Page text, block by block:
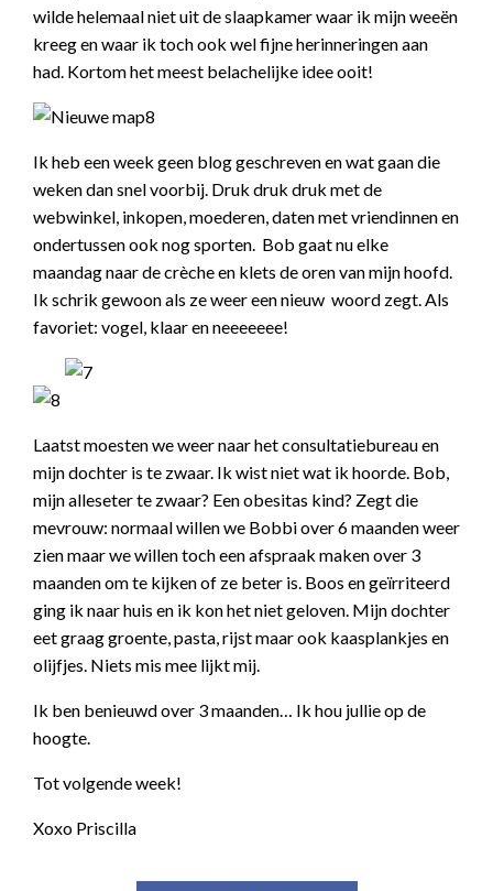
wilde helemaal niet uit de slaapkamer waar ik mijn weeën
kreeg en waar ik toch ook wel fijne herinneringen aan
had. Kortom het meest belachelijke idee ooit!
Ik heb een week geen blog geschreven en wat gaan die
weken dan snel voorbij. Druk druk druk met de
webwinkel, inkopen, moederen, daten met vriendinnen en
ondertussen ook nog sporten. Bob gaat nu elke
maandag naar de crèche en klets de oren van mijn hoofd.
Ik schrik gewoon als ze weer een nieuw woord zegt. Als
favoriet: vogel, klaar en neeeeeee!
Laatst moesten we weer naar het consultatiebureau en
mijn dochter is te zwaar. Ik wist niet wat ik hoorde. Bob,
mijn alleseter te zwaar? Een obesitas kind? Zegt die
mevrouw: normaal willen we Bobbi over 6 maanden weer
zien maar we willen toch een afspraak maken over 3
maanden om te kijken of ze beter is. Boos en geïrriteerd
ging ik naar huis en ik kon het niet geloven. Mijn dochter
eet graag groente, pasta, rijst maar ook kaasplankjes en
olijfjes. Niets mis mee lijkt mij.
Ik ben benieuwd over 3 maanden… Ik hou jullie op de
hoogte.
Tot volgende week!
Xoxo Priscilla